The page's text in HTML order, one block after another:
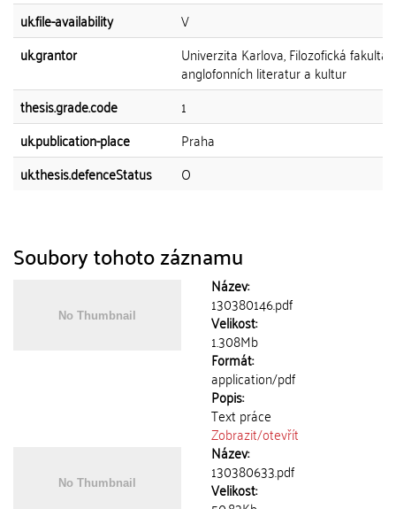
uk.file-availability
V
uk.grantor
Univerzita Karlova, Filozofická fakulta,
anglofonních literatur a kultur
thesis.grade.code
1
uk.publication-place
Praha
uk.thesis.defenceStatus
O
Soubory tohoto záznamu
Název:
130380146.pdf
Velikost:
1.308Mb
Formát:
application/pdf
Popis:
Text práce
Zobrazit/otevřít
Název:
130380633.pdf
Velikost: